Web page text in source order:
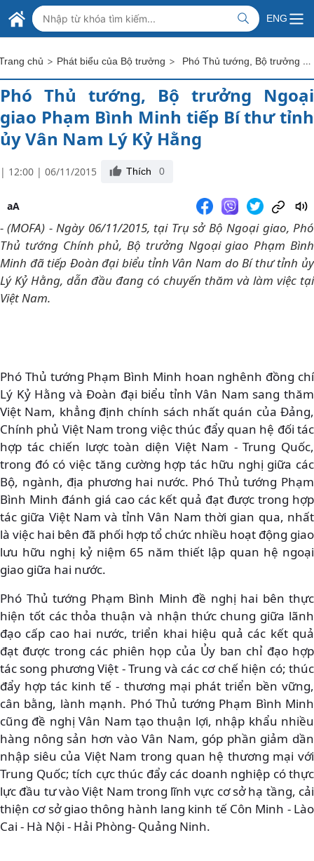
Skip to Main Content
BỘ NGOẠI GIAO VIỆT NAM
MINISTRY OF FOREIGN AFFAIRS
ENG
chủ > Phát biểu của Bộ trưởng > Phó Thủ tướng, Bộ trưởng Ngoại giao Phạm Bình Minh tiếp Bí thư tỉnh ủy Vân Nam Lý Kỷ Hằng
Phó Thủ tướng, Bộ trưởng Ngoại
giao Phạm Bình Minh tiếp Bí thư tỉnh
ủy Vân Nam Lý Kỷ Hằng
| 12:00 | 06/11/2015 Thích 0
aA
- (MOFA) - Ngày 06/11/2015, tại Trụ sở Bộ Ngoại giao, Phó
Thủ tướng Chính phủ, Bộ trưởng Ngoại giao Phạm Bình
Minh đã tiếp Đoàn đại biểu tỉnh Vân Nam do Bí thư tỉnh ủy
Lý Kỷ Hằng, dẫn đầu đang có chuyến thăm và làm việc tại
Việt Nam.
Phó Thủ tướng Phạm Bình Minh hoan nghênh đồng chí
Lý Kỷ Hằng và Đoàn đại biểu tỉnh Vân Nam sang thăm
Việt Nam, khẳng định chính sách nhất quán của Đảng,
Chính phủ Việt Nam trong việc thúc đẩy quan hệ đối tác
hợp tác chiến lược toàn diện Việt Nam - Trung Quốc,
trong đó có việc tăng cường hợp tác hữu nghị giữa các
Bộ, ngành, địa phương hai nước. Phó Thủ tướng Phạm
Bình Minh đánh giá cao các kết quả đạt được trong hợp
tác giữa Việt Nam và tỉnh Vân Nam thời gian qua, nhất
là việc hai bên đã phối hợp tổ chức nhiều hoạt động giao
lưu hữu nghị kỷ niệm 65 năm thiết lập quan hệ ngoại
giao giữa hai nước.
Phó Thủ tướng Phạm Bình Minh đề nghị hai bên thực
hiện tốt các thỏa thuận và nhận thức chung giữa lãnh
đạo cấp cao hai nước, triển khai hiệu quả các kết quả
đạt được trong các phiên họp của Ủy ban chỉ đạo hợp
tác song phương Việt - Trung và các cơ chế hiện có; thúc
đẩy hợp tác kinh tế - thương mại phát triển bền vững,
cân bằng, lành mạnh. Phó Thủ tướng Phạm Bình Minh
cũng đề nghị Vân Nam tạo thuận lợi, nhập khẩu nhiều
hàng nông sản hơn vào Vân Nam, góp phần giảm dần
nhập siêu của Việt Nam trong quan hệ thương mại với
Trung Quốc; tích cực thúc đẩy các doanh nghiệp có thực
lực đầu tư vào Việt Nam trong lĩnh vực cơ sở hạ tầng, cải
thiện cơ sở giao thông hành lang kinh tế Côn Minh - Lào
Cai - Hà Nội - Hải Phòng- Quảng Ninh.